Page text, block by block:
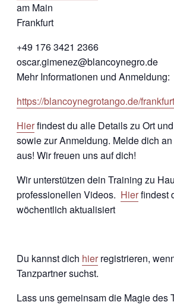
am Main
Frankfurt
+49 176 3421 2366
oscar.gimenez@blancoynegro.de
Mehr Informationen und Anmeldung:
https://blancoynegrotango.de/
Hierfindest du alle Details zu Ort
sowie zur Anmeldung. Melde dich
aus! Wir freuen uns auf dich!
Wir unterstützen dein Training zu
professionellen Videos. Hierfindest
wöchentlich aktualisiert
Du kannst dich hier registrieren,
Tanzpartner suchst.
Lass uns gemeinsam die Magie des